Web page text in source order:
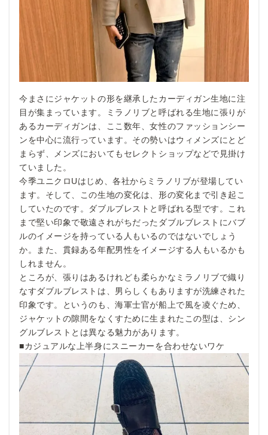
今まさにジャケットの形を継承したカーディガン生地に注
目が集まっています。ミラノリブと呼ばれる生地に張りが
あるカーディガンは、ここ数年、女性のファッションシー
ンを中心に流行っています。その勢いはウィメンズにとど
まらず、メンズにおいてもセレクトショップなどで見掛け
ていました。
今季ユニクロUはじめ、各社からミラノリブが登場してい
ます。そして、この生地の変化は、形の変化まで引き起こ
していたのです。ダブルブレストと呼ばれる型です。これ
まで堅い印象で敬遠されがちだったダブルブレストにバブ
ルのイメージを持っている人もいるのではないでしょう
か。また、貫録ある年配男性をイメージする人もいるかも
しれません。
ところが、張りはあるけれども柔らかなミラノリブで織り
なすダブルブレストは、男らしくもありますが洗練された
印象です。というのも、海軍士官が船上で風を凌ぐため、
ジャケットの隙間をなくすために生まれたこの型は、シン
グルブレストとは異なる魅力があります。
■カジュアルな上半身にスニーカーを合わせないワケ